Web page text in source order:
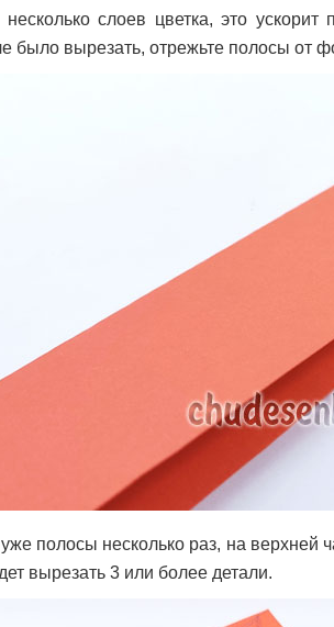
слоев цветка, это ускорит
было вырезать, отрежьте полосы от
полосы несколько раз, на верхней
вырезать 3 или более детали.